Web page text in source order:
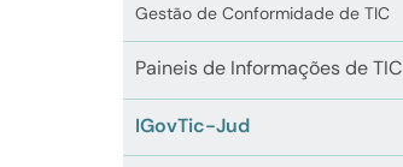
Gestão de Conformidade de TIC
Paineis de Informações de TIC
IGovTic-Jud